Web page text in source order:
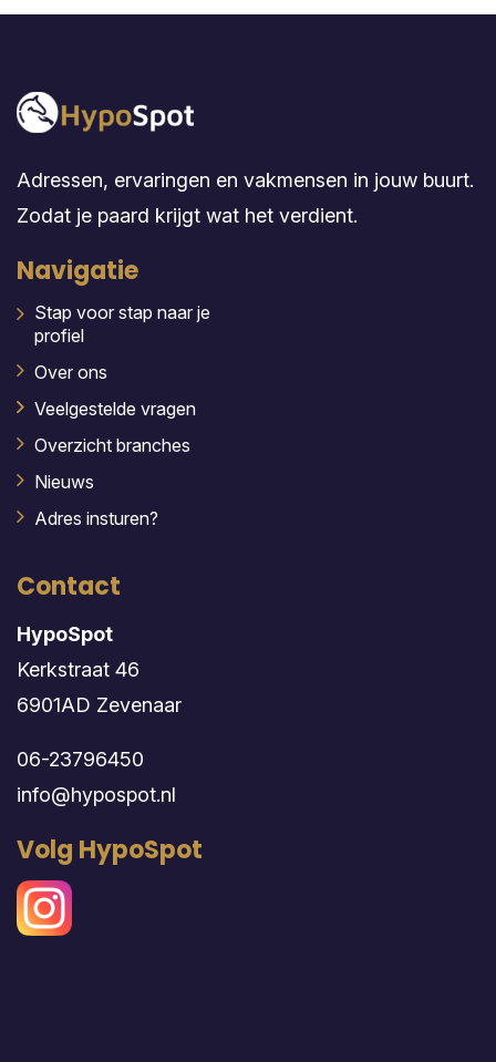
Adressen, ervaringen en vakmensen in jouw buurt.
Zodat je paard krijgt wat het verdient.
Navigatie
Stap voor stap naar je
profiel
Over ons
Veelgestelde vragen
Overzicht branches
Nieuws
Adres insturen?
Contact
HypoSpot
Kerkstraat 46
6901AD Zevenaar
06-23796450
info@hypospot.nl
Volg HypoSpot